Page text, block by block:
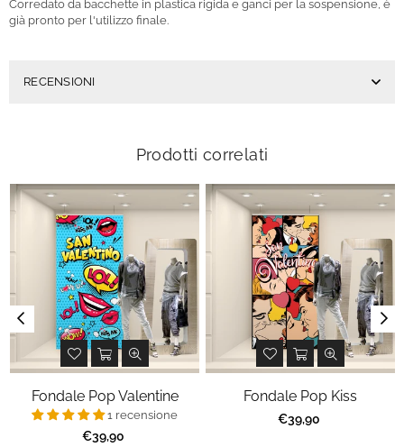
Corredato da bacchette in plastica rigida e ganci per la sospensione, è
già pronto per l'utilizzo finale.
RECENSIONI
Prodotti correlati
Fondale Pop Valentine
1 recensione
Prezzo
€39,90
Fondale Pop Kiss
Prezzo
€39,90